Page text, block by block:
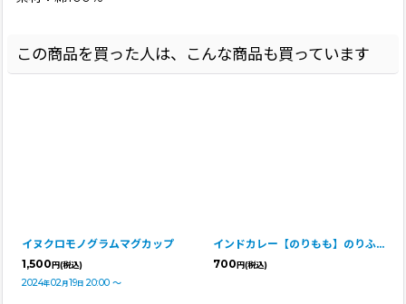
この商品を買った人は、こんな商品も買っています
イヌクロモノグラムマグカップ
1,500円(税込)
2024年02月19日 20:00 ～
インドカレー【のりもも】のりふりふり
700円(税込)